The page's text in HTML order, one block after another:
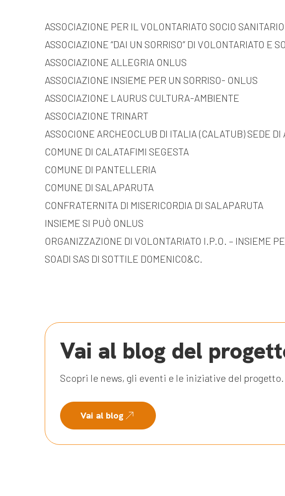
ASSOCIAZIONE PER IL VOLONTARIATO SOCIO
ASSOCIAZIONE “DAI UN SORRISO” DI VOLONTARIATO E
ASSOCIAZIONE ALLEGRIA ONLUS
ASSOCIAZIONE INSIEME PER UN SORRISO- ONLUS
ASSOCIAZIONE LAURUS CULTURA-AMBIENTE
ASSOCIAZIONE TRINART
ASSOCIONE ARCHEOCLUB DI ITALIA (CALATUB) SEDE DI
COMUNE DI CALATAFIMI SEGESTA
COMUNE DI PANTELLERIA
COMUNE DI SALAPARUTA
CONFRATERNITA DI MISERICORDIA DI SALAPARUTA
INSIEME SI PUÒ ONLUS
ORGANIZZAZIONE DI VOLONTARIATO I.P.O. – INSIEME
SOADI SAS DI SOTTILE DOMENICO&C.
Vai al blog del
Scopri le news, gli eventi e le iniziative del progetto.
Vai al blog